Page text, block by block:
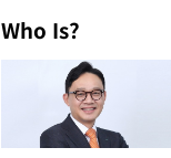
Who Is?